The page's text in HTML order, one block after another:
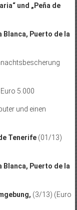
und „Peña de
Blanca, Puerto de la
5.000
und einen
Tenerife(01/13)
Blanca, Puerto de la
(3/13) (Euro